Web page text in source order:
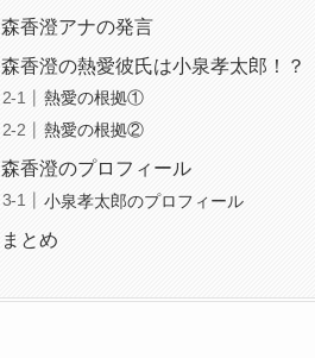
森香澄アナの発言
森香澄の熱愛彼氏は小泉孝太郎！？
熱愛の根拠①
熱愛の根拠②
森香澄のプロフィール
小泉孝太郎のプロフィール
まとめ